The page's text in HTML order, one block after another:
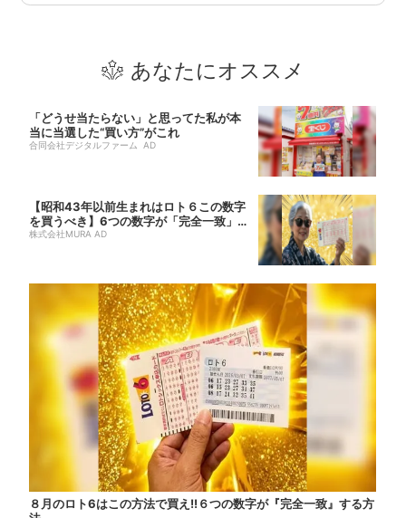
あなたにオススメ
「どうせ当たらない」と思ってた私が本
当に当選した“買い方”がこれ
合同会社デジタルファーム AD
【昭和43年以前生まれはロト６この数字
を買うべき】6つの数字が「完全一致」す
る方...
株式会社MURA AD
８月のロト6はこの方法で買え!!６つの数字が『完全一致』する方